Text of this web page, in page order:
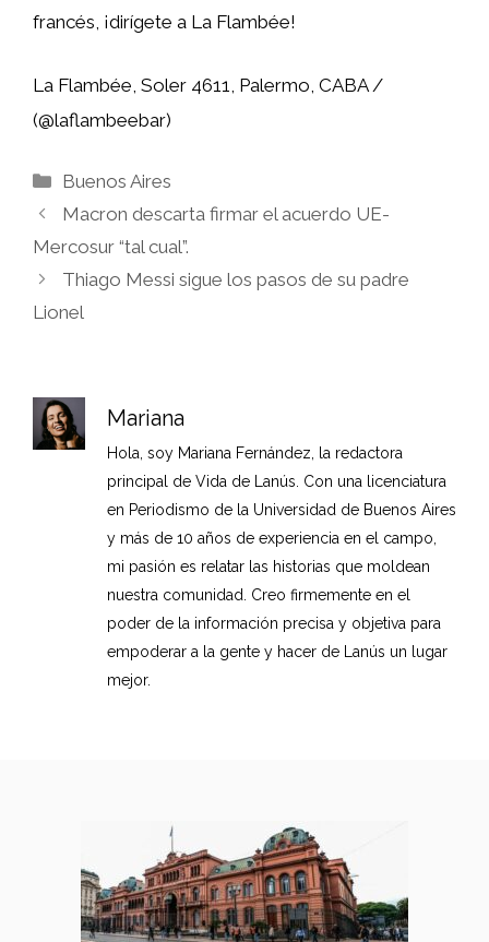
francés, ¡dirígete a La Flambée!
La Flambée, Soler 4611, Palermo, CABA /
(@laflambeebar)
Categorías
Buenos Aires
Macron descarta firmar el acuerdo UE-
Mercosur “tal cual”.
Thiago Messi sigue los pasos de su padre
Lionel
Mariana
Hola, soy Mariana Fernández, la redactora
principal de Vida de Lanús. Con una licenciatura
en Periodismo de la Universidad de Buenos Aires
y más de 10 años de experiencia en el campo,
mi pasión es relatar las historias que moldean
nuestra comunidad. Creo firmemente en el
poder de la información precisa y objetiva para
empoderar a la gente y hacer de Lanús un lugar
mejor.